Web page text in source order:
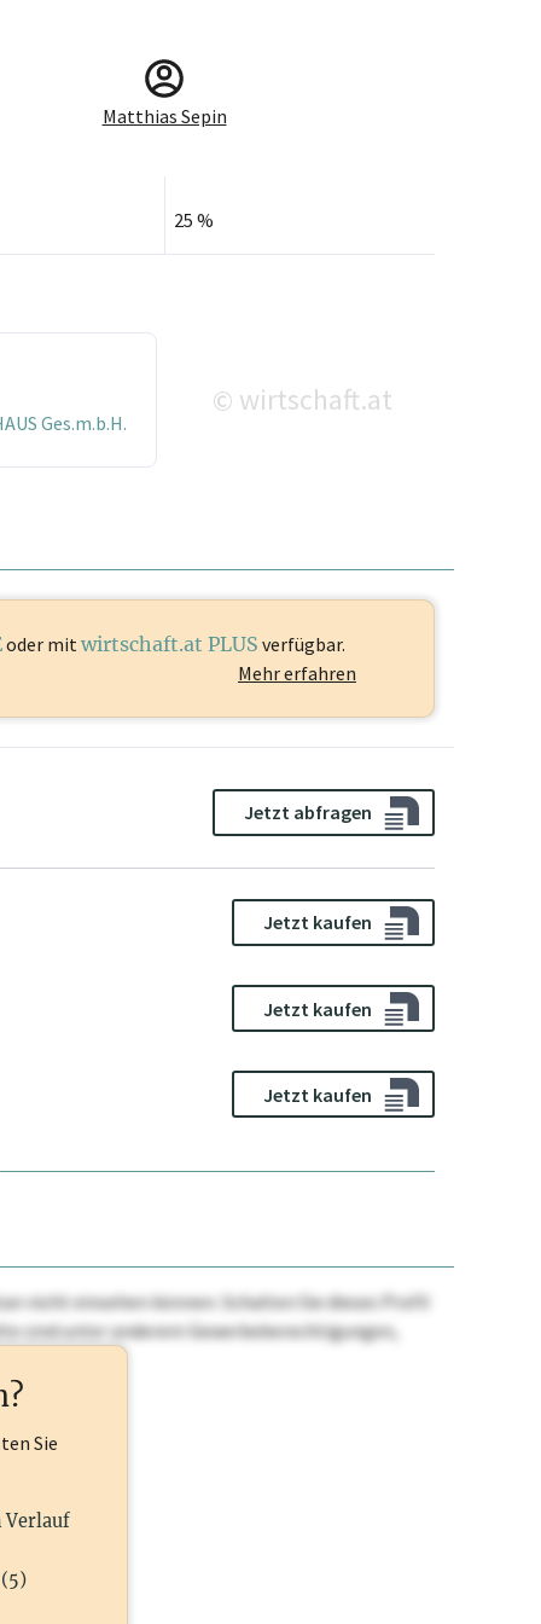
Matthias Sepin
25 %
Ges.m.b.H.
© wirtschaft.at
oder mit wirtschaft.at PLUS verfügbar.
Mehr erfahren
Jetzt abfragen
Jetzt kaufen
Jetzt kaufen
Jetzt kaufen
nicht einsehen können. Schalten Sie dieses Profil
sind unter anderem Gewerbeberechtigungen,
Sie
Verlauf